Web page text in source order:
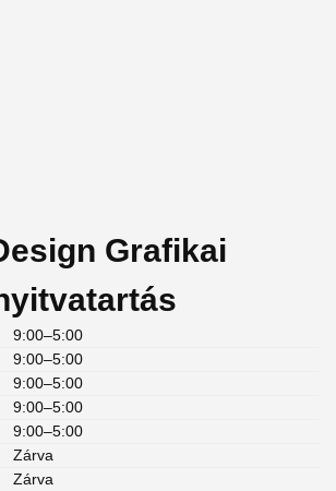
Grafikai
9:00–5:00
9:00–5:00
9:00–5:00
9:00–5:00
9:00–5:00
Zárva
Zárva